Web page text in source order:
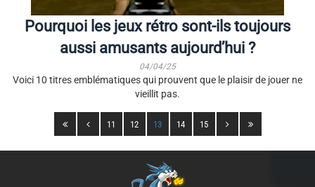
Pourquoi les jeux rétro sont-ils toujours
aussi amusants aujourd’hui ?
04/04/25
Voici 10 titres emblématiques qui prouvent que le plaisir de jouer ne
vieillit pas.
11 12 13 14 15